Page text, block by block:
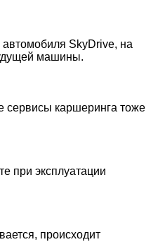
автомобиля SkyDrive, на
машины.
сервисы каршеринга тоже
при эксплуатации
происходит